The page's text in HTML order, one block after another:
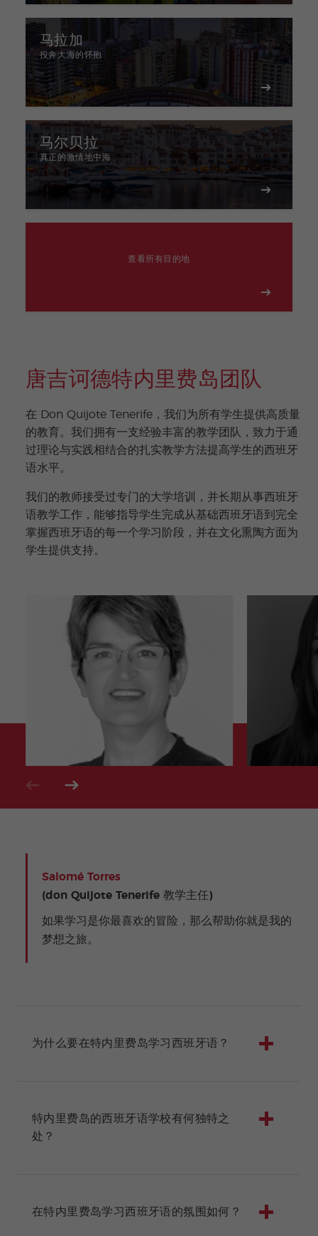
马拉加
投奔大海的怀抱
马尔贝拉
真正的激情地中海
查看所有目的地
唐吉诃德特内里费岛团队
在 Don Quijote Tenerife，我们为所有学生提供高质量
的教育。我们拥有一支经验丰富的教学团队，致力于通
过理论与实践相结合的扎实教学方法提高学生的西班牙
语水平。
我们的教师接受过专门的大学培训，并长期从事西班牙
语教学工作，能够指导学生完成从基础西班牙语到完全
掌握西班牙语的每一个学习阶段，并在文化熏陶方面为
学生提供支持。
Salomé Torres
(don Quijote Tenerife 教学主任)
如果学习是你最喜欢的冒险，那么帮助你就是我的
梦想之旅。
为什么要在特内里费岛学习西班牙语？
特内里费岛的西班牙语学校有何独特之
处？
在特内里费岛学习西班牙语的氛围如何？